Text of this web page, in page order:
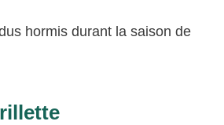
hormis durant la saison de